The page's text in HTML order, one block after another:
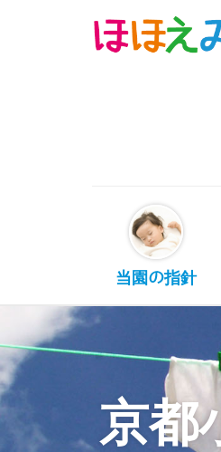
当園の指針
京都